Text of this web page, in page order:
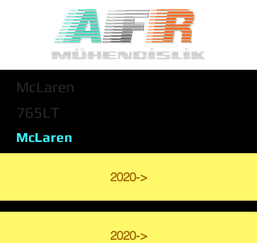
McLaren
765LT
McLaren
2020->
2020->